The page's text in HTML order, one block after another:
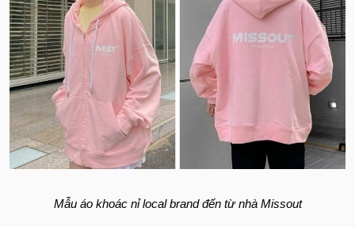
Mẫu áo khoác nỉ local brand đến từ nhà Missout